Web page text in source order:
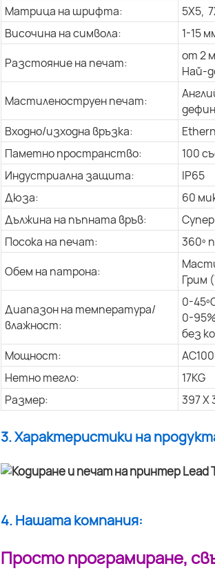
Матрица на шрифта:
5X5,
Височина на символа:
1-15
Разстояние на печат:
от 2
Най-
Мастиленоструен печат:
Входно/изходна връзка:
Паметно пространство:
100
Индустриална защита:
IP65
Дюза:
60
Дължина на пъпната връв:
Посока на печат:
360º
Обем на патрона:
Грим
Диапазон на температура/
влажност:
0-
0-
без
Мощност:
Нетно тегло:
17KG
Размер:
397 X
3. Характеристики на
4. Нашата компания:
Просто програмиране,